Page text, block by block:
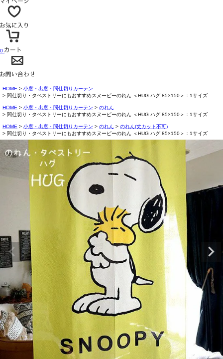
0
HOME
小窓・出窓・間仕切りカーテン
間仕切り・タペストリーにもおすすめスヌーピーのれん ＜HUG ハグ 85×150＞：1サイズ
HOME 小窓・出窓・間仕切りカーテン
のれん
間仕切り・タペストリーにもおすすめスヌーピーのれん ＜HUG ハグ 85×150＞：1サイズ
HOME 小窓・出窓・間仕切りカーテン のれん
のれん(丈カット不可)
間仕切り・タペストリーにもおすすめスヌーピーのれん ＜HUG ハグ 85×150＞：1サイズ